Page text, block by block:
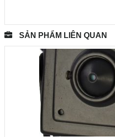
SẢN PHẨM LIÊN QUAN